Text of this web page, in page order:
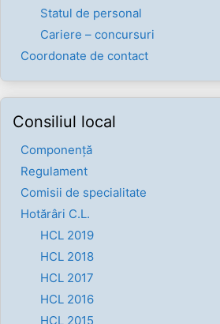
Statul de personal
Cariere – concursuri
Coordonate de contact
Consiliul local
Componenţă
Regulament
Comisii de specialitate
Hotărâri C.L.
HCL 2019
HCL 2018
HCL 2017
HCL 2016
HCL 2015